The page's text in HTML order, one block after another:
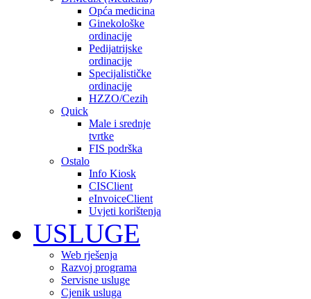
Opća medicina
Ginekološke
ordinacije
Pedijatrijske
ordinacije
Specijalističke
ordinacije
HZZO/Cezih
Quick
Male i srednje
tvrtke
FIS podrška
Ostalo
Info Kiosk
CISClient
eInvoiceClient
Uvjeti korištenja
USLUGE
Web rješenja
Razvoj programa
Servisne usluge
Cjenik usluga